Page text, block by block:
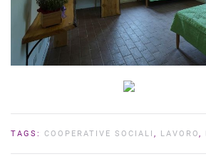
TAGS: COOPERATIVE SOCIALI , LAVORO,